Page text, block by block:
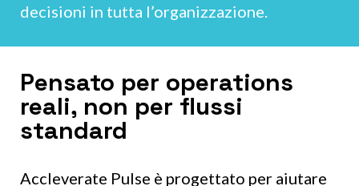
decisioni in tutta l’organizzazione.
Pensato per operations
reali, non per flussi
standard
Accleverate Pulse è progettato per aiutare